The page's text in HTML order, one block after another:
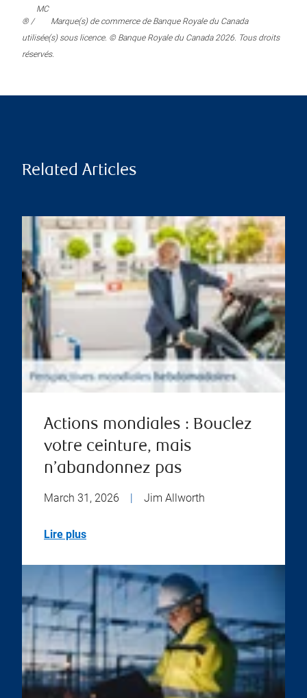
® /
MC
Marque(s) de commerce de Banque Royale du Canada
utilisée(s) sous licence. © Banque Royale du Canada 2026. Tous droits
réservés.
Related Articles
Actions mondiales : Bouclez
votre ceinture, mais
n’abandonnez pas
March 31, 2026 Jim Allworth
Lire plus